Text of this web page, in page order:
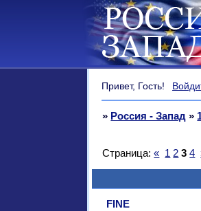
Привет, Гость!
» Россия - Запад »
Страница:« 1 2 3 4
FINE